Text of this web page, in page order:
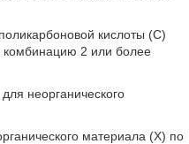
кислоты (C)
комбинацию 2 или более
неорганического
материала (X) по